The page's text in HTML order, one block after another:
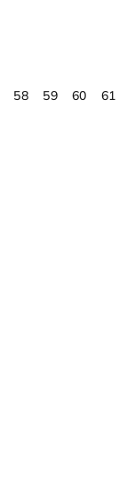
58 59 60 61